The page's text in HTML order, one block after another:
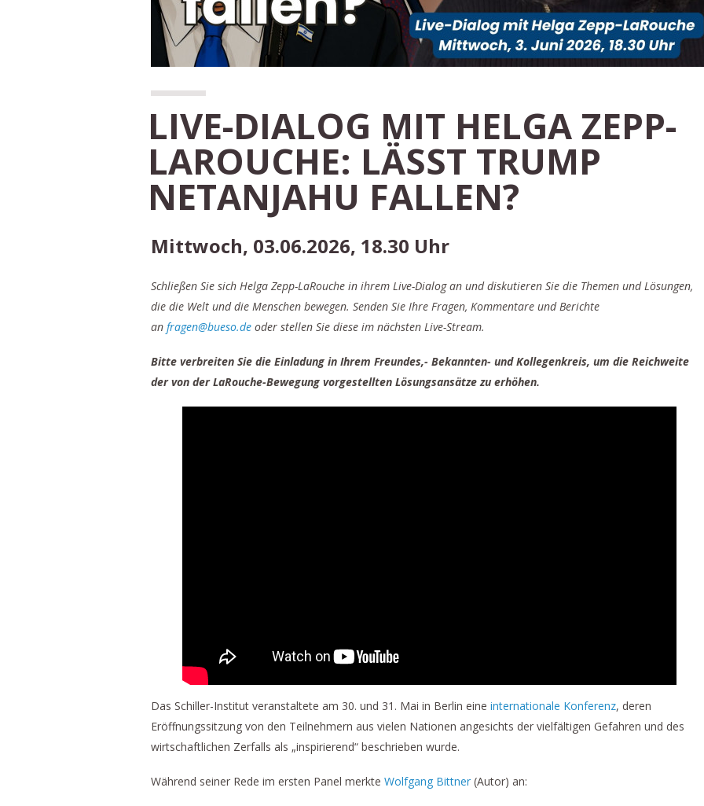
LIVE-DIALOG MIT HELGA ZEPP-
LAROUCHE: LÄSST TRUMP
NETANJAHU FALLEN?
Mittwoch, 03.06.2026, 18.30 Uhr
Schließen Sie sich Helga Zepp-LaRouche in ihrem Live-Dialog an und diskutieren Sie die Themen und Lösungen,
die die Welt und die Menschen bewegen. Senden Sie Ihre Fragen, Kommentare und Berichte
an fragen@bueso.de oder stellen Sie diese im nächsten Live-Stream.
Bitte verbreiten Sie die Einladung in Ihrem Freundes,- Bekannten- und Kollegenkreis, um die Reichweite
der von der LaRouche-Bewegung vorgestellten Lösungsansätze zu erhöhen.
Das Schiller-Institut veranstaltete am 30. und 31. Mai in Berlin eine internationale Konferenz, deren
Eröffnungssitzung von den Teilnehmern aus vielen Nationen angesichts der vielfältigen Gefahren und des
wirtschaftlichen Zerfalls als „inspirierend“ beschrieben wurde.
Während seiner Rede im ersten Panel merkte Wolfgang Bittner (Autor) an: